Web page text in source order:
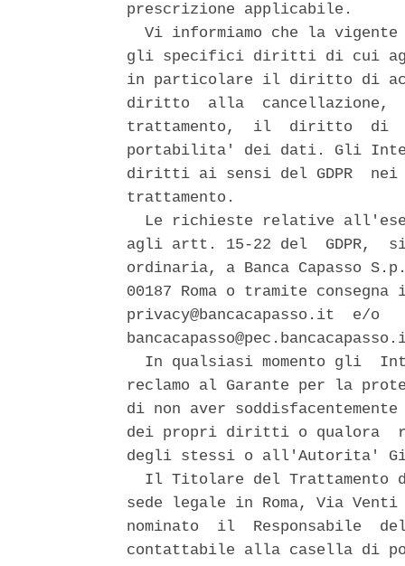
prescrizione applicabile.
Vi informiamo che la
gli specifici diritti di cui
in particolare il diritto di
diritto  alla
trattamento,  il  diritto  di
portabilita' dei dati. Gli
diritti ai sensi del GDPR
trattamento.
Le richieste relative
agli artt. 15-22 del  GDPR,
ordinaria, a Banca Capasso
00187 Roma o tramite
privacy@bancacapasso.it
In qualsiasi momento gli
reclamo al Garante per la
di non aver
dei propri diritti o qualora
degli stessi o all'Autorita'
Il Titolare del Trattamento
sede legale in Roma, Via
nominato  il  Responsabile
contattabile alla casella di